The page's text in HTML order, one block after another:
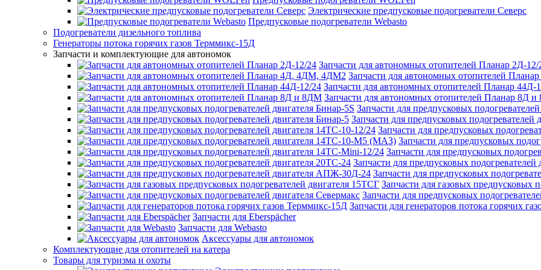
Электрические предпусковые подогреватели Северс
Предпусковые подогреватели Webasto
Подогреватели дизельного топлива
Генераторы потока горячих газов Терммикс-15Д
Запчасти и комплектующие для автономок
Запчасти для автономных отопителей Планар 2Д-12/
Запчасти для автономных отопителей
Запчасти для автономных отопителей Планар 44Д-
Запчасти для автономных отопителей Планар 8Д
Запчасти для предпусковых
Запчасти для предпусковых подогревателей
Запчасти для предпусковых
Запчасти для предпусковых
Запчасти для предпусковых
Запчасти для предпусковых
Запчасти для предпусковых
Запчасти для газовых предпусковых
Запчасти для предпусковых
Запчасти для генераторов потока горячих
Запчасти для Eberspächer
Запчасти для Webasto
Аксессуары для автономок
Комплектующие для отопителей на катера
Товары для туризма и охоты